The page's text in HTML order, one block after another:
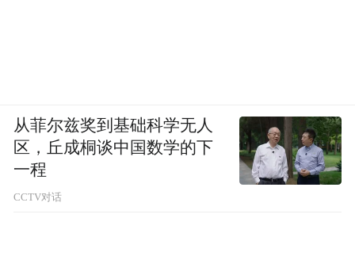
从菲尔兹奖到基础科学无人
区，丘成桐谈中国数学的下
一程
CCTV对话